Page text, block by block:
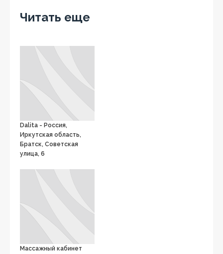
Читать еще
Dalita - Россия,
Иркутская область,
Братск, Советская
улица, 6
Массажный кабинет